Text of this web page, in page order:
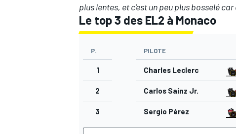
plus lentes, et c'est un peu plus bosselé
Le top 3 des EL2 à Monaco
P. PILOTE
1 Charles Leclerc
2 Carlos Sainz Jr.
3 Sergio Pérez